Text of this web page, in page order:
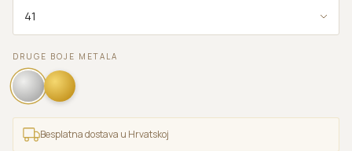
DRUGE BOJE METALA
Besplatna dostava u Hrvatskoj